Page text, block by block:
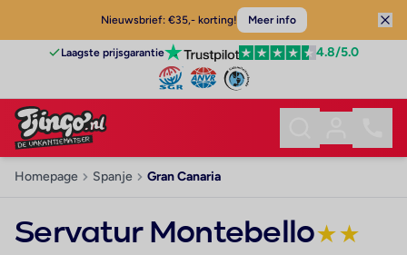
Nieuwsbrief: €35,- korting! Meer info
Laagste prijsgarantie 4.8/5.0
Homepage Spanje Gran Canaria
Servatur Montebello★★